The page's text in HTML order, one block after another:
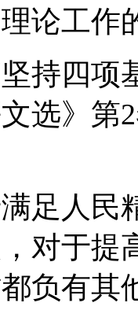
论工作
四项基
选》第
人民
对于提
负有其